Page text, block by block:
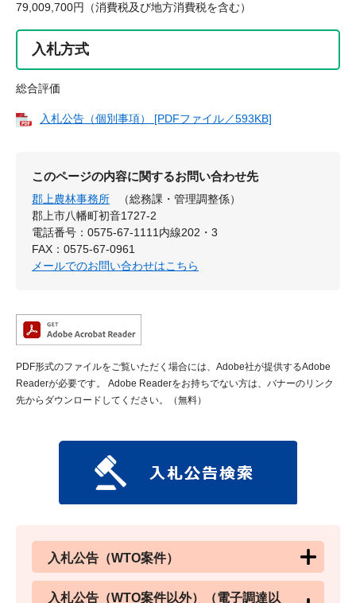
79,009,700円（消費税及び地方消費税を含む）
入札方式
総合評価
入札公告（個別事項） [PDFファイル／593KB]
このページの内容に関するお問い合わせ先
郡上農林事務所
（総務課・管理調整係）
郡上市八幡町初音1727-2
電話番号：0575-67-1111内線202・3
FAX：0575-67-0961
メールでのお問い合わせはこちら
PDF形式のファイルをご覧いただく場合には、Adobe社が提供するAdobe
Readerが必要です。
Adobe Readerをお持ちでない方は、バナーのリンク
先からダウンロードしてください。（無料）
入札公告（WTO案件）
入札公告（WTO案件以外）（電子調達以